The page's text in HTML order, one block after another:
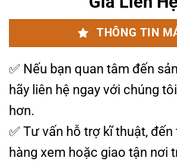
THÔNG TIN
✅ Nếu bạn quan tâm đến
hãy liên hệ ngay với chúng
hơn.
✅ Tư vấn hỗ trợ kĩ thuật,
hàng xem hoặc giao tận nơi